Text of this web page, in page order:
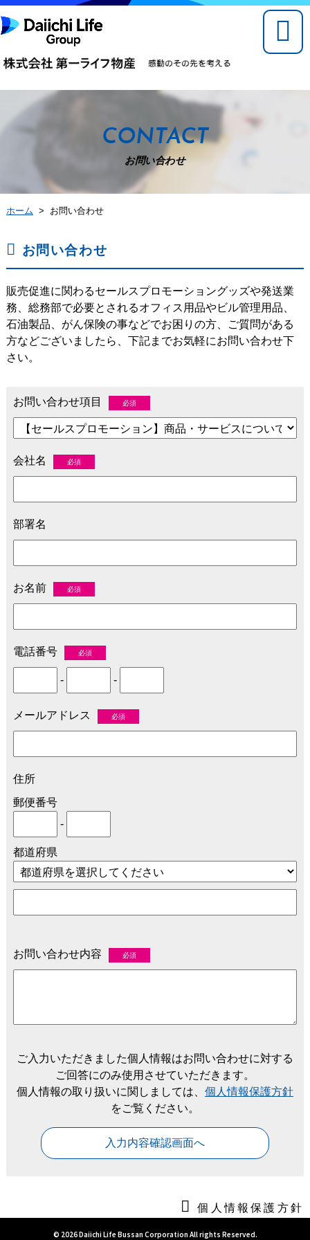
CONTACT
お問い合わせ
ホーム > お問い合わせ
お問い合わせ
販売促進に関わるセールスプロモーショングッズや発送業
務、総務部で必要とされるオフィス用品やビル管理用品、
石油製品、がん保険の事などでお困りの方、ご質問がある
方などございましたら、下記までお気軽にお問い合わせ下
さい。
お問い合わせ項目 必須
会社名 必須
部署名
お名前 必須
電話番号 必須
- -
メールアドレス 必須
住所
郵便番号
-
都道府県
お問い合わせ内容 必須
ご入力いただきました個人情報はお問い合わせに対する
ご回答にのみ使用させていただきます。
個人情報の取り扱いに関しましては、 個人情報保護方針
をご覧ください。
入力内容確認画面へ
個人情報保護方針
© 2026 Daiichi Life Bussan Corporation All rights Reserved.